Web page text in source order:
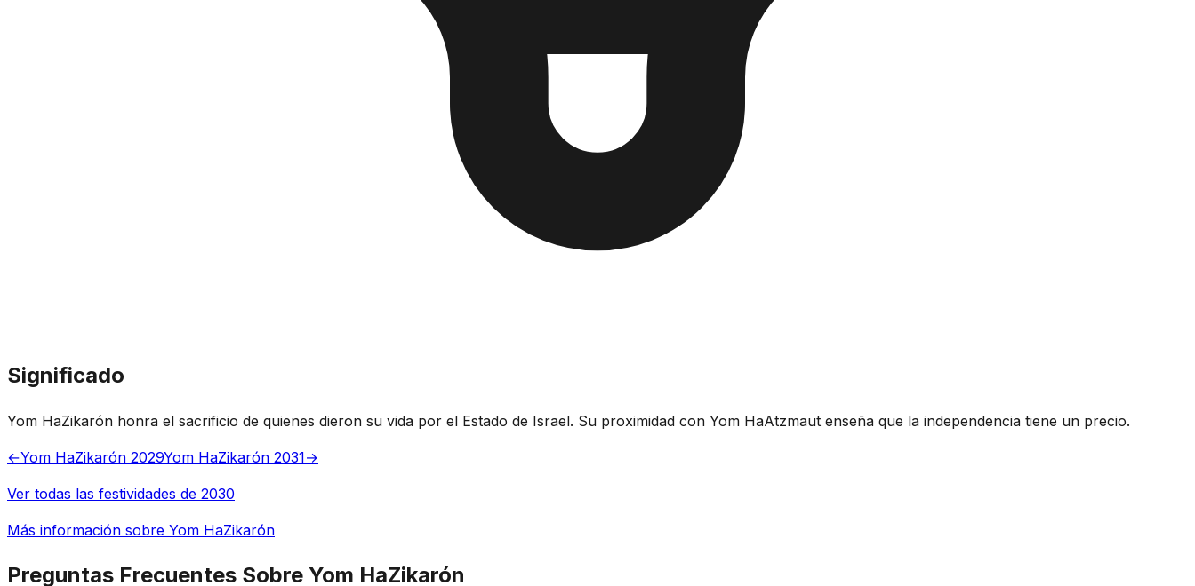
Significado
Yom HaZikarón honra el sacrificio de quienes dieron su vida por el Estado de Israel. Su proximidad con Yom HaAtzmaut enseña que la independencia tiene un precio.
←Yom HaZikarón 2029Yom HaZikarón 2031→
Ver todas las festividades de 2030
Más información sobre Yom HaZikarón
Preguntas Frecuentes Sobre Yom HaZikarón